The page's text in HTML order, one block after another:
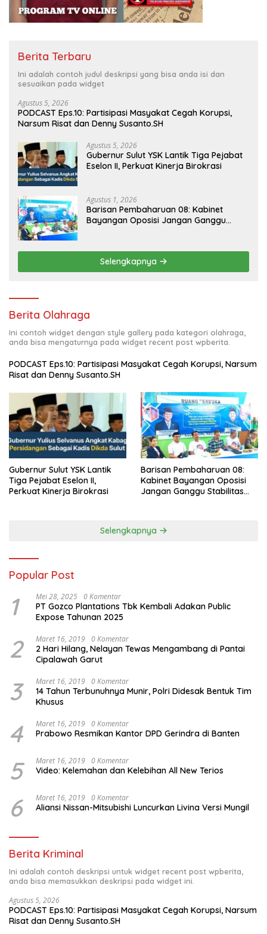
Berita Terbaru
Ini adalah contoh judul deskripsi yang bisa anda isi dan
sesuaikan pada widget
Agustus 5, 2026
PODCAST Eps.10: Partisipasi Masyakat Cegah Korupsi,
Narsum Risat dan Denny Susanto.SH
Agustus 5, 2026
Gubernur Sulut YSK Lantik Tiga Pejabat
Eselon II, Perkuat Kinerja Birokrasi
Agustus 1, 2026
Barisan Pembaharuan 08: Kabinet
Bayangan Oposisi Jangan Ganggu
Selengkapnya
Berita Olahraga
Ini contoh widget dengan style gallery pada kategori olahraga,
anda bisa mengaturnya pada widget recent post wpberita.
PODCAST Eps.10: Partisipasi Masyakat Cegah Korupsi, Narsum
Risat dan Denny Susanto.SH
Gubernur Sulut YSK Lantik
Tiga Pejabat Eselon II,
Perkuat Kinerja Birokrasi
Barisan Pembaharuan 08:
Kabinet Bayangan Oposisi
Jangan Ganggu Stabilitas
Selengkapnya
Popular Post
1 Mei 28, 2025 0 Komentar
PT Gozco Plantations Tbk Kembali Adakan Public
Expose Tahunan 2025
2 Maret 16, 2019 0 Komentar
2 Hari Hilang, Nelayan Tewas Mengambang di Pantai
Cipalawah Garut
3 Maret 16, 2019 0 Komentar
14 Tahun Terbunuhnya Munir, Polri Didesak Bentuk Tim
Khusus
4 Maret 16, 2019 0 Komentar
Prabowo Resmikan Kantor DPD Gerindra di Banten
5 Maret 16, 2019 0 Komentar
Video: Kelemahan dan Kelebihan All New Terios
6 Maret 16, 2019 0 Komentar
Aliansi Nissan-Mitsubishi Luncurkan Livina Versi Mungil
Berita Kriminal
Ini adalah contoh deskripsi untuk widget recent post wpberita,
anda bisa memasukkan deskripsi pada widget ini.
Agustus 5, 2026
PODCAST Eps.10: Partisipasi Masyakat Cegah Korupsi, Narsum
Risat dan Denny Susanto.SH